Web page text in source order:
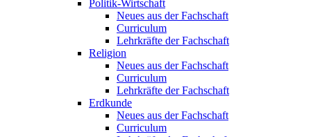
Politik-Wirtschaft
Neues aus der Fachschaft
Curriculum
Lehrkräfte der Fachschaft
Religion
Neues aus der Fachschaft
Curriculum
Lehrkräfte der Fachschaft
Erdkunde
Neues aus der Fachschaft
Curriculum